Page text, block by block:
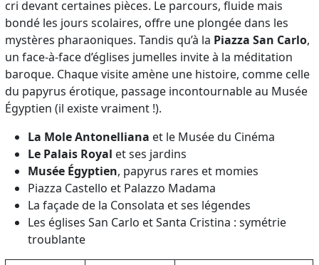
cri devant certaines pièces. Le parcours, fluide mais
bondé les jours scolaires, offre une plongée dans les
mystères pharaoniques. Tandis qu’à la Piazza San Carlo,
un face-à-face d’églises jumelles invite à la méditation
baroque. Chaque visite amène une histoire, comme celle
du papyrus érotique, passage incontournable au Musée
Égyptien (il existe vraiment !).
La Mole Antonelliana et le Musée du Cinéma
Le Palais Royal et ses jardins
Musée Égyptien, papyrus rares et momies
Piazza Castello et Palazzo Madama
La façade de la Consolata et ses légendes
Les églises San Carlo et Santa Cristina : symétrie
troublante